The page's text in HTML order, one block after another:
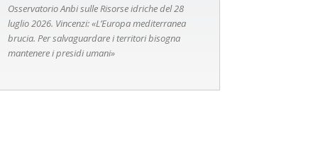
Osservatorio Anbi sulle Risorse idriche del 28
luglio 2026. Vincenzi: «L’Europa mediterranea
brucia. Per salvaguardare i territori bisogna
mantenere i presidi umani»